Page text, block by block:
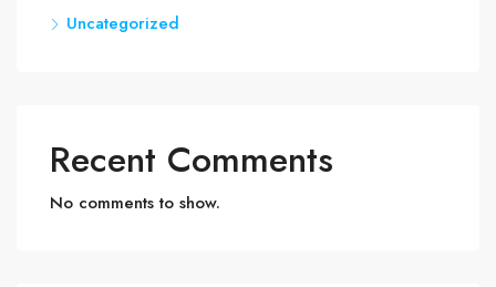
Uncategorized
Recent Comments
No comments to show.